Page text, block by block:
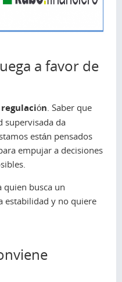
a favor de
regulación. Saber que
supervisada da
están pensados
empujar a decisiones
quien busca un
estabilidad y no quiere